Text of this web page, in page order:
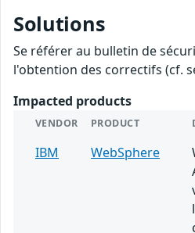
Solutions
Se référer au bulletin de
l'obtention des correctifs (cf.
Impacted products
VENDOR PRODUCT
IBM WebSphere